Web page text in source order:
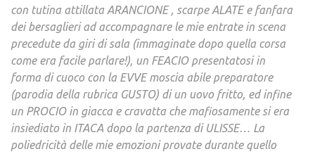
con tutina attillata ARANCIONE , scarpe ALATE e fanfara
dei bersaglieri ad accompagnare le mie entrate in scena
precedute da giri di sala (immaginate dopo quella corsa
come era facile parlare!), un FEACIO presentatosi in
forma di cuoco con la EVVE moscia abile preparatore
(parodia della rubrica GUSTO) di un uovo fritto, ed infine
un PROCIO in giacca e cravatta che mafiosamente si era
insiediato in ITACA dopo la partenza di ULISSE… La
poliedricità delle mie emozioni provate durante quello